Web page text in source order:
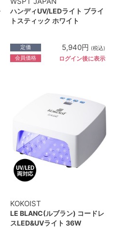
ハンディUV/LEDライト ブライ
トスティック ホワイト
定価 5,940円 (税込)
会員価格 ログイン後に表示
KOKOIST
LE BLANC(ルブラン) コードレ
スLED&UVライト 36W